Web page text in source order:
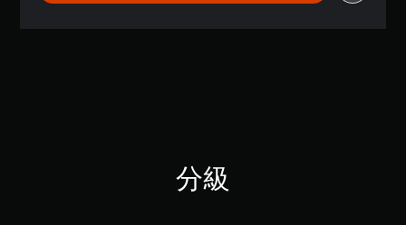
星
分級